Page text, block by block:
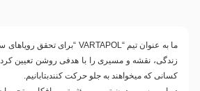
ما به عنوان تیم“VARTAPOL “
برای تحقق رویاهای
زندگی، نقشه و مسیری را با هدفی روشن تعیین
کسانی که میخواهند به جلو حرکت کنندبتابانیم.